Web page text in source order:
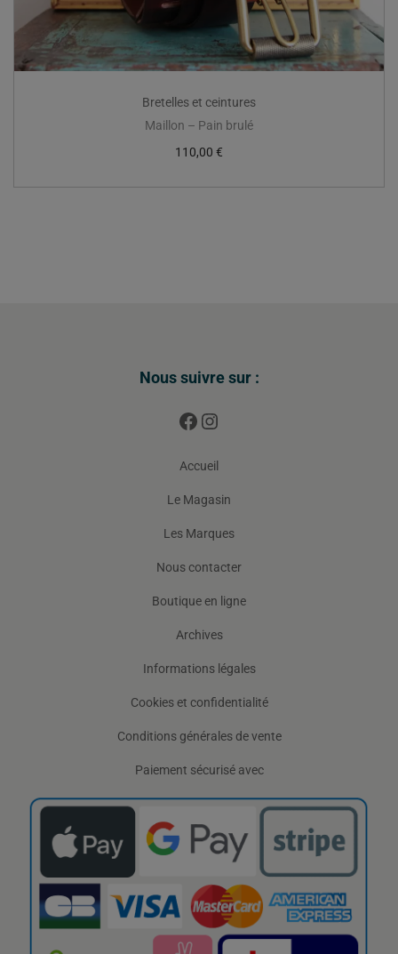
Bretelles et ceintures
Maillon – Pain brulé
110,00 €
Nous suivre sur :
Accueil
Le Magasin
Les Marques
Nous contacter
Boutique en ligne
Archives
Informations légales
Cookies et confidentialité
Conditions générales de vente
Paiement sécurisé avec